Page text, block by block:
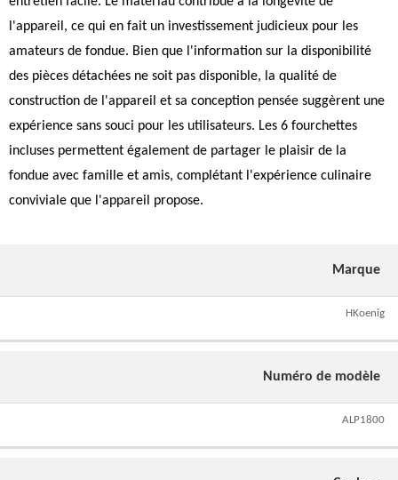
l'appareil, ce qui en fait un investissement judicieux pour les
amateurs de fondue. Bien que l'information sur la disponibilité
des pièces détachées ne soit pas disponible, la qualité de
construction de l'appareil et sa conception pensée suggèrent une
expérience sans souci pour les utilisateurs. Les 6 fourchettes
incluses permettent également de partager le plaisir de la
fondue avec famille et amis, complétant l'expérience culinaire
conviviale que l'appareil propose.
Marque
HKoenig
Numéro de modèle
ALP1800